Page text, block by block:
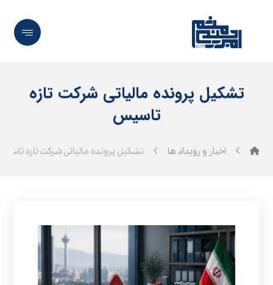
تشکیل پرونده مالیاتی شرکت تازه
تاسیس
اخبار و رویداد ها تشکیل پرونده مالیاتی شرکت تازه